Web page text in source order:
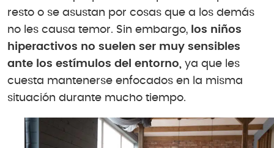
resto o se asustan por cosas que a los demás
no les causa temor. Sin embargo, los niños
hiperactivos no suelen ser muy sensibles
ante los estímulos del entorno, ya que les
cuesta mantenerse enfocados en la misma
situación durante mucho tiempo.